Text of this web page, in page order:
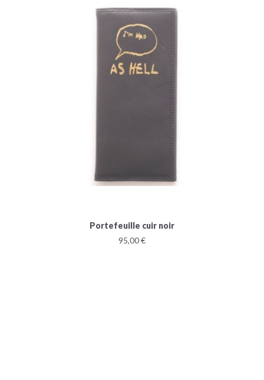
Portefeuille cuir noir
95,00 €